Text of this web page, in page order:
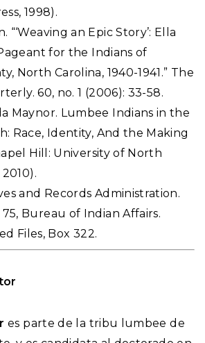
1998).
“‘Weaving an Epic Story’: Ella
for the Indians of
North Carolina, 1940-1941.” The
60, no. 1 (2006): 33-58.
Maynor. Lumbee Indians in the
Race, Identity, And the Making
Hill: University of North
and Records Administration.
Bureau of Indian Affairs.
Files, Box 322.
es parte de la tribu lumbee de